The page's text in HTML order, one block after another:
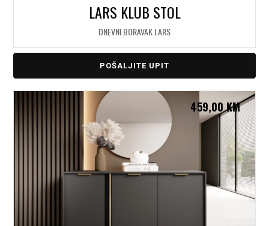
LARS KLUB STOL
DNEVNI BORAVAK LARS
POŠALJITE UPIT
459,00KM